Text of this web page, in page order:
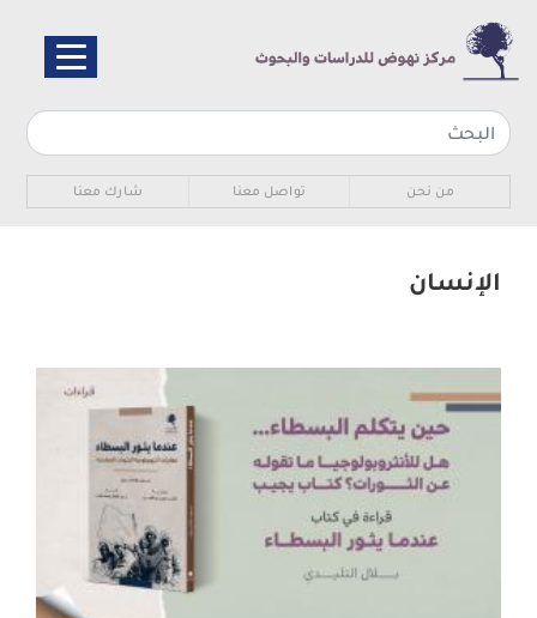
المحتوى
Sub navigation
من نحن تواصل معنا شارك معنا
الإنسان